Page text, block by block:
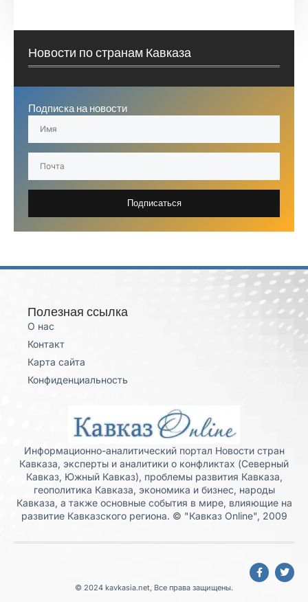
Новости по странам Кавказа
Подписка на новости
Подписаться
Полезная ссылка
О нас
Контакт
Карта сайта
Конфиденциальность
Информационно-аналитический портал Новости стран
Кавказа, эксперты и аналитики о конфликтах (Северный
Кавказ, Южный Кавказ), проблемы развития Кавказа,
геополитика Кавказа, экономика и бизнес, народы
Кавказа, а также основные события в мире, влияющие на
развитие Кавказского региона. © "Кавказ Online", 2009
© 2024 kavkasia.net, Все права защищены.